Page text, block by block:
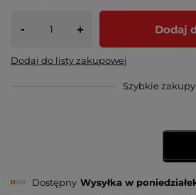
- + Dodaj
Dodaj do listy zakupowej
Szybkie zakupy
Dostępny Wysyłka w